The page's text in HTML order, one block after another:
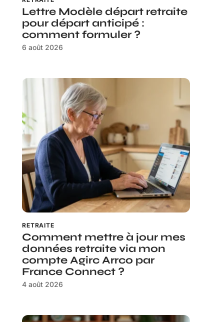
Lettre Modèle départ retraite
pour départ anticipé :
comment formuler ?
6 août 2026
RETRAITE
Comment mettre à jour mes
données retraite via mon
compte Agirc Arrco par
France Connect ?
4 août 2026